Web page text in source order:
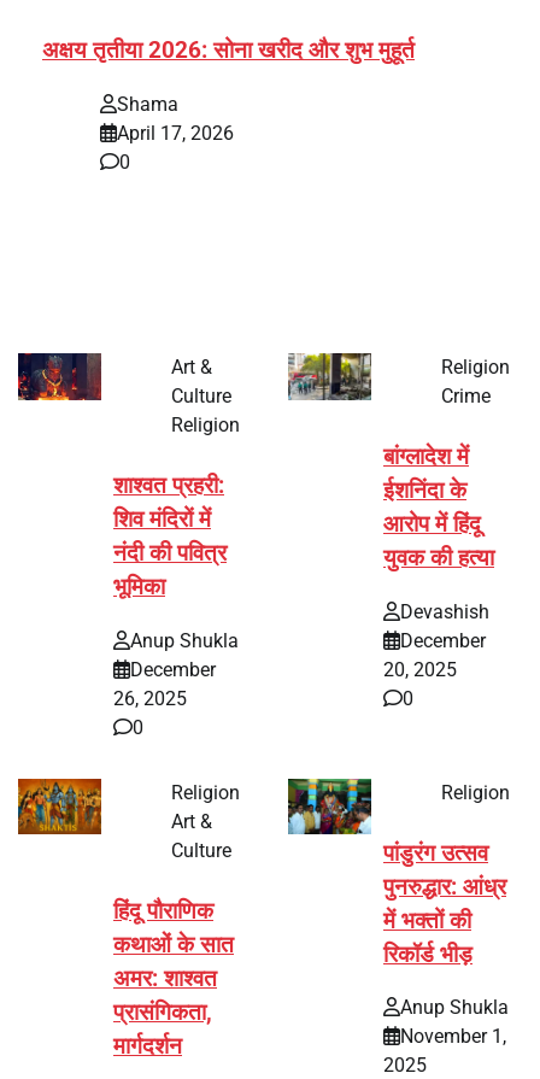
अक्षय तृतीया 2026: सोना खरीद और शुभ मुहूर्त
Shama
April 17, 2026
0
Art &
Culture
Religion
शाश्वत प्रहरी:
शिव मंदिरों में
नंदी की पवित्र
भूमिका
Anup Shukla
December
26, 2025
0
Religion
Crime
बांग्लादेश में
ईशनिंदा के
आरोप में हिंदू
युवक की हत्या
Devashish
December
20, 2025
0
Religion
Art &
Culture
हिंदू पौराणिक
कथाओं के सात
अमर: शाश्वत
प्रासंगिकता,
मार्गदर्शन
Religion
पांडुरंग उत्सव
पुनरुद्धार: आंध्र
में भक्तों की
रिकॉर्ड भीड़
Anup Shukla
November 1,
2025